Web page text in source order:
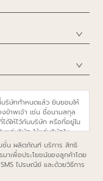
บริษัทกำหนดแล้ว ยินยอมให้
ข้าพเจ้า เช่น ชื่อนามสกุล
ด้ให้ไว้กับบริษัท หรือที่อยู่ใน
แก่บริษัท ให้แก่บริษัทใน
privacy-policy
ารปฏิบัติตามสัญญาซึ่ง
นี้
ชั่น ผลิตภัณฑ์ บริการ สิทธิ
าเพื่อประโยชน์ของลูกค้าโดย
ไปรษณีย์ และด้วยวิธีการ